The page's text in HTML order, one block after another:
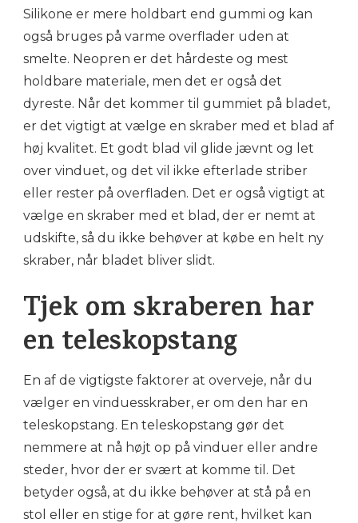
Silikone er mere holdbart end gummi og kan
også bruges på varme overflader uden at
smelte. Neopren er det hårdeste og mest
holdbare materiale, men det er også det
dyreste. Når det kommer til gummiet på bladet,
er det vigtigt at vælge en skraber med et blad af
høj kvalitet. Et godt blad vil glide jævnt og let
over vinduet, og det vil ikke efterlade striber
eller rester på overfladen. Det er også vigtigt at
vælge en skraber med et blad, der er nemt at
udskifte, så du ikke behøver at købe en helt ny
skraber, når bladet bliver slidt.
Tjek om skraberen har
en teleskopstang
En af de vigtigste faktorer at overveje, når du
vælger en vinduesskraber, er om den har en
teleskopstang. En teleskopstang gør det
nemmere at nå højt op på vinduer eller andre
steder, hvor der er svært at komme til. Det
betyder også, at du ikke behøver at stå på en
stol eller en stige for at gøre rent, hvilket kan